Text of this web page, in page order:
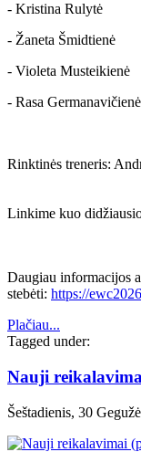
- Kristina Rulytė
- Žaneta Šmidtienė
- Violeta Musteikienė
- Rasa Germanavičienė
Rinktinės treneris:
Linkime kuo
Daugiau informacijos
stebėti: https://
Plačiau...
Tagged under:
Nauji
Šeštadienis, 30